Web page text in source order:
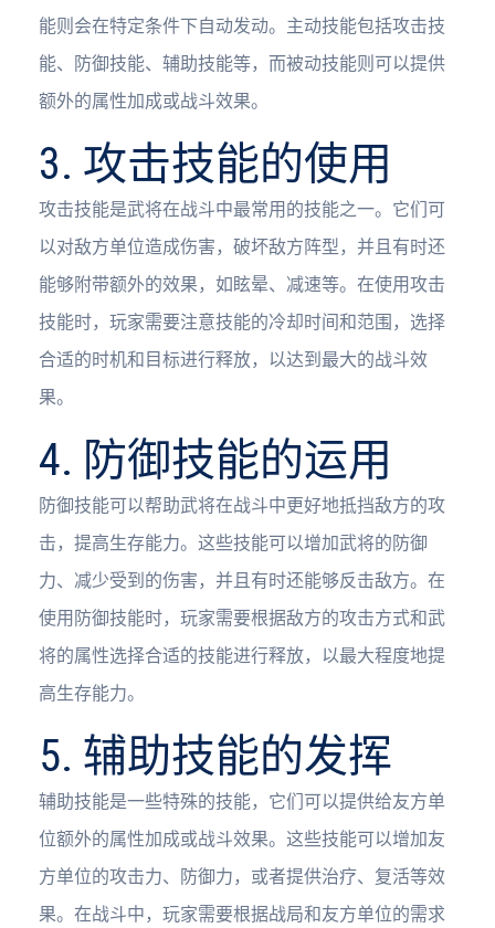
能则会在特定条件下自动发动。主动技能包括攻击技
能、防御技能、辅助技能等，而被动技能则可以提供
额外的属性加成或战斗效果。
3. 攻击技能的使用
攻击技能是武将在战斗中最常用的技能之一。它们可
以对敌方单位造成伤害，破坏敌方阵型，并且有时还
能够附带额外的效果，如眩晕、减速等。在使用攻击
技能时，玩家需要注意技能的冷却时间和范围，选择
合适的时机和目标进行释放，以达到最大的战斗效
果。
4. 防御技能的运用
防御技能可以帮助武将在战斗中更好地抵挡敌方的攻
击，提高生存能力。这些技能可以增加武将的防御
力、减少受到的伤害，并且有时还能够反击敌方。在
使用防御技能时，玩家需要根据敌方的攻击方式和武
将的属性选择合适的技能进行释放，以最大程度地提
高生存能力。
5. 辅助技能的发挥
辅助技能是一些特殊的技能，它们可以提供给友方单
位额外的属性加成或战斗效果。这些技能可以增加友
方单位的攻击力、防御力，或者提供治疗、复活等效
果。在战斗中，玩家需要根据战局和友方单位的需求